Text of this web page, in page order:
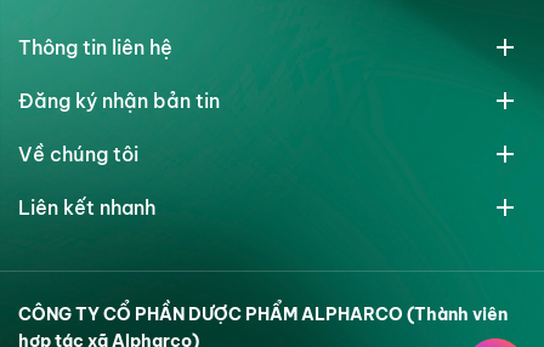
Thông tin liên hệ
Đăng ký nhận bản tin
Về chúng tôi
Liên kết nhanh
CÔNG TY CỔ PHẦN DƯỢC PHẨM ALPHARCO (Thành viên
hợp tác xã Alpharco)